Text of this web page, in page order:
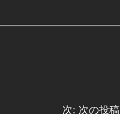
次: 次の投稿